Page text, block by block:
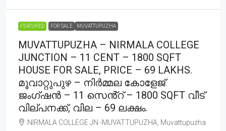
FEATURED FOR SALE MUVATTUPUZHA
MUVATTUPUZHA – NIRMALA COLLEGE
JUNCTION – 11 CENT – 1800 SQFT
HOUSE FOR SALE, PRICE – 69 LAKHS.
മൂവാറ്റുപുഴ – നിർമ്മല കോളേജ്
ജംഗ്ഷൻ – 11 സെൻ്റ് – 1800 SQFT വീട്
വില്പനക്ക്, വില – 69 ലക്ഷം.
NIRMALA COLLEGE JN -MUVATTUPUZHA, Muvattupuzha